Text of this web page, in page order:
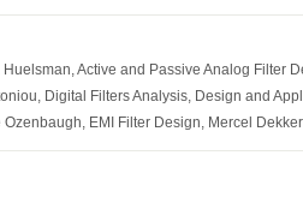
Huelsman, Active and Passive Analog Filter
Digital Filters Analysis, Design and
Ozenbaugh, EMI Filter Design, Mercel